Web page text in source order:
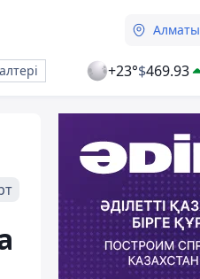
Алматы
+23°$469.93